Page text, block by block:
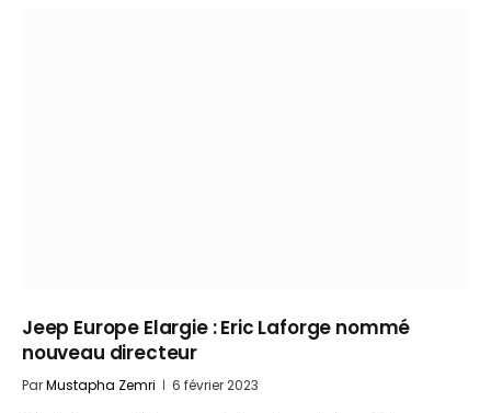
Jeep Europe Elargie : Eric Laforge nommé
nouveau directeur
ParMustapha Zemri 6 février 2023